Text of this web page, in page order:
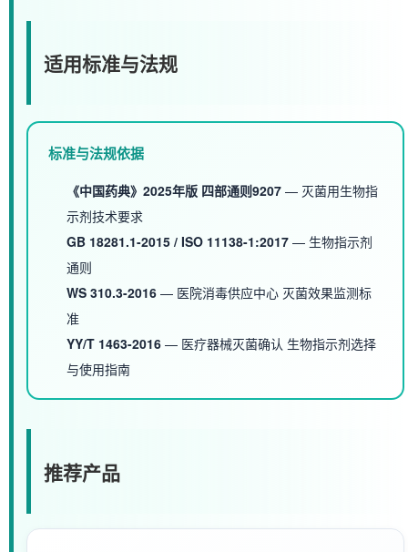
适用标准与法规
标准与法规依据
《中国药典》2025年版 四部通则9207 — 灭菌用生物指
示剂技术要求
GB 18281.1-2015 / ISO 11138-1:2017 — 生物指示剂
通则
WS 310.3-2016 — 医院消毒供应中心 灭菌效果监测标
准
YY/T 1463-2016 — 医疗器械灭菌确认 生物指示剂选择
与使用指南
推荐产品